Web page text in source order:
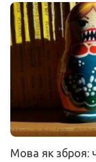
Мова як зброя: